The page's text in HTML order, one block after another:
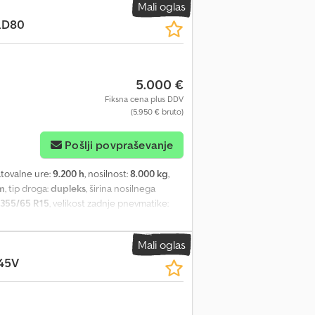
Mali oglas
5.000 €
Fiksna cena plus DDV
(5.950 € bruto)
Pošlji povpraševanje
ure:9.200 h, nosilnost:8.000 kg,
, tip droga:dupleks, širina nosilnega
355/65 R15, velikost zadnje pnevmatike:
- Nosilec vilic - Popolna kabina s drsnimi
A N Ijpfx Acbjha - Svetlobni sistem s
zvok pri vožnji nazaj - Širina mize: 1400
stikala - Voznikov sedež s zračno
širina 1100 mm - Višina mize 980 mm
Mali oglas